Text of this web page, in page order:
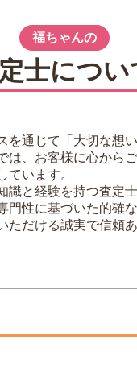
村雨山に師事
ついて
福ちゃんの
士につい
を通じて「大切な想
は、お客様に心から
ています。
識と経験を持つ査定
門性に基づいた的確
ただける誠実で信頼